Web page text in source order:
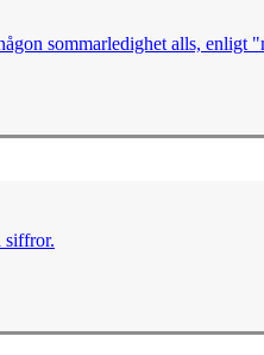
sommarledighet alls, enligt
siffror.